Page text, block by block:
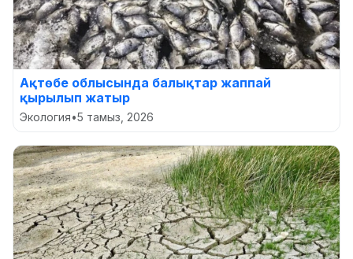
Ақтөбе облысында балықтар жаппай
қырылып жатыр
Экология•5 тамыз, 2026